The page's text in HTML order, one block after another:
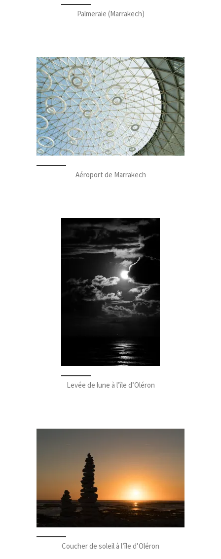
Palmeraie (Marrakech)
Aéroport de Marrakech
Levée de lune à l’île d’Oléron
Coucher de soleil à l’île d’Oléron